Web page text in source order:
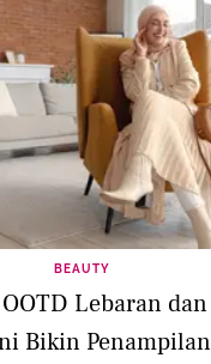
BEAUTY
Lebaran
Bikin